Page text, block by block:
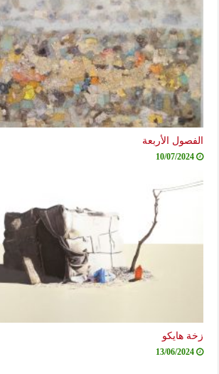
الأربعة
10/07/2024
هايكو
13/06/2024